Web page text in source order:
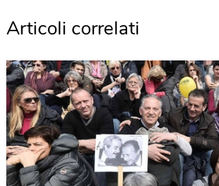
Articoli correlati